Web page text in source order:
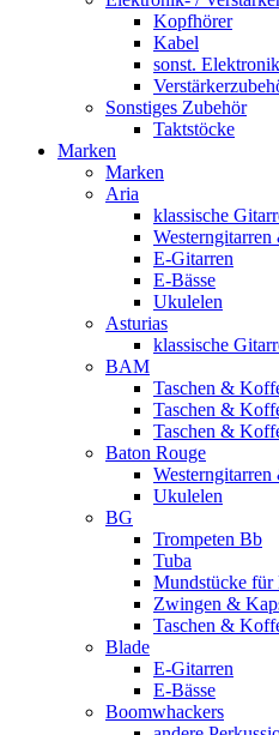
Kopfhörer
Kabel
sonst. Elektronik
Sonstiges Zubehör
Taktstöcke
Marken
Marken
Aria
klassische
Westerngitarren
E-Gitarren
E-Bässe
Ukulelen
Asturias
klassische
BAM
Taschen &
Taschen &
Taschen &
Baton Rouge
Westerngitarren
Ukulelen
BG
Trompeten Bb
Tuba
Mundstücke für
Zwingen &
Taschen &
Blade
E-Gitarren
E-Bässe
Boomwhackers